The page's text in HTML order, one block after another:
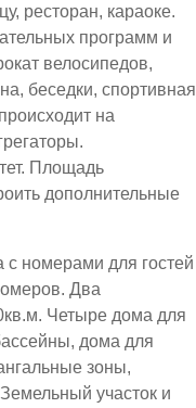
ресторан, караоке.
программ и
велосипедов,
беседки, спортивная
на
Площадь
дополнительные
номерами для гостей
Два
Четыре дома для
дома для
зоны,
участок и